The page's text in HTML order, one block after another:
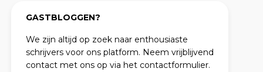
GASTBLOGGEN?
We zijn altijd op zoek naar enthousiaste
schrijvers voor ons platform. Neem vrijblijvend
contact met ons op via het contactformulier.